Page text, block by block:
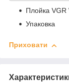
Плойка VGR
Упаковка
Приховати